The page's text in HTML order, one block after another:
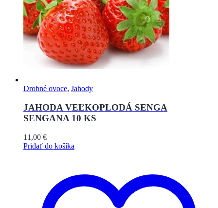
Drobné ovoce, Jahody
JAHODA VEĽKOPLODÁ SENGA
SENGANA 10 KS
11,00 €
Pridať do košíka